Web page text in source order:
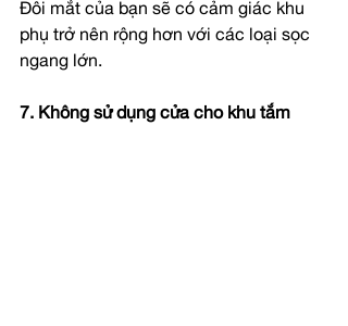
Đôi mắt của bạn sẽ có cảm giác khu
phụ trở nên rộng hơn với các loại sọc
ngang lớn.
7. Không sử dụng cửa cho khu tắm